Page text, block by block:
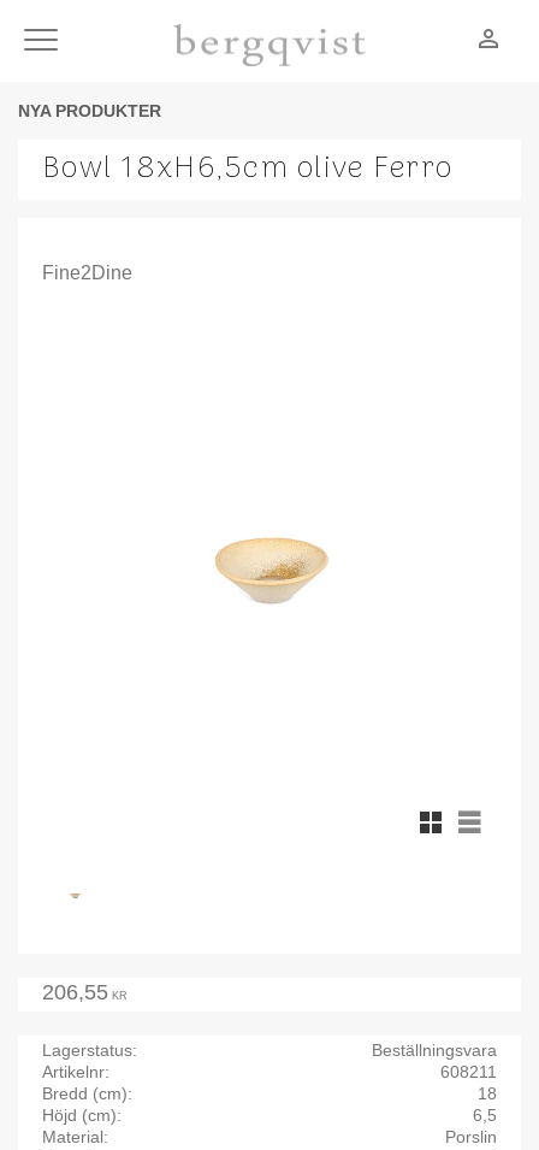
Meny person_outline
NYA PRODUKTER
Bowl 18xH6,5cm olive Ferro
Fine2Dine
Rutnätsvy
Listvy
206,55 KR
Lagerstatus
Beställningsvara
Artikelnr
608211
Bredd (cm)
18
Höjd (cm)
6,5
Material
Porslin